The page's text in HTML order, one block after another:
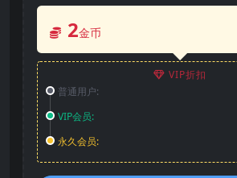
2金币
VIP折扣
普通用户:
VIP会员:
永久会员: